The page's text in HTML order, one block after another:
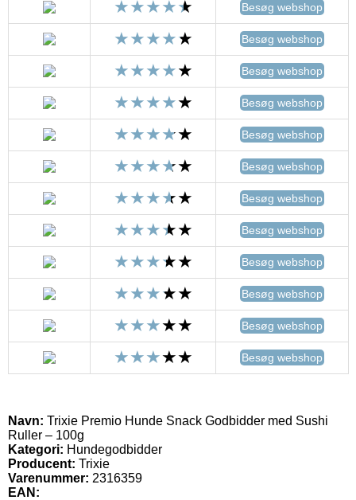
Besøg webshop
Besøg webshop
Besøg webshop
Besøg webshop
Besøg webshop
Besøg webshop
Besøg webshop
Besøg webshop
Besøg webshop
Besøg webshop
Besøg webshop
Besøg webshop
Navn: Trixie Premio Hunde Snack Godbidder med Sushi
Ruller – 100g
Kategori: Hundegodbidder
Producent: Trixie
Varenummer: 2316359
EAN: